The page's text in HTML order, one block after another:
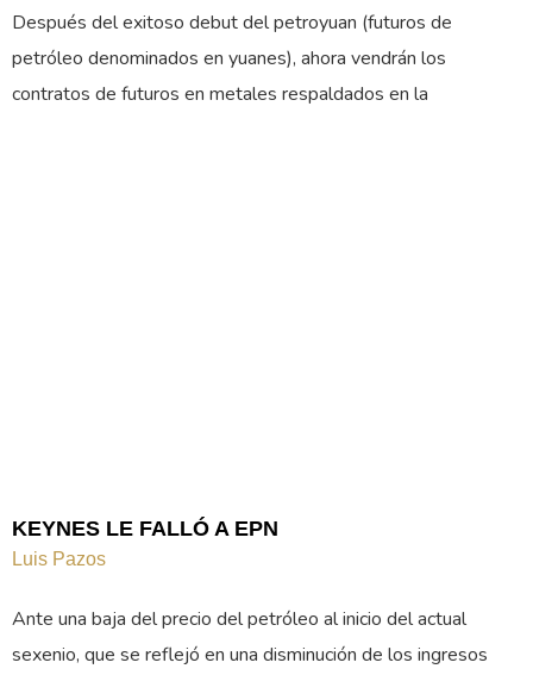
Después del exitoso debut del petroyuan (futuros de
petróleo denominados en yuanes), ahora vendrán los
contratos de futuros en metales respaldados en la
KEYNES LE FALLÓ A EPN
Luis Pazos
Ante una baja del precio del petróleo al inicio del actual
sexenio, que se reflejó en una disminución de los ingresos